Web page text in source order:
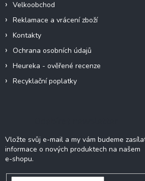
Velkoobchod
Reklamace a vrácení zboží
Kontakty
Ochrana osobních údajů
Heureka - ověřené recenze
Recyklační poplatky
Vložte svůj e-mail a my vám budeme
informace o nových produktech na našem
e-shopu.